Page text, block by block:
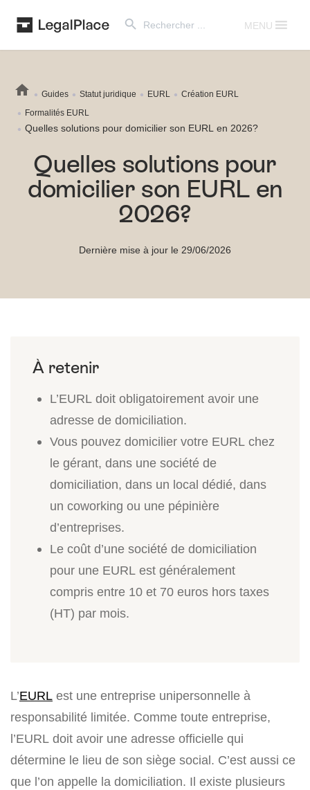
for:
MENU
Guides Statut juridique EURL
Création EURL
Formalités EURL
Quelles solutions pour domicilier son EURL en 2026?
Quelles solutions pour
domicilier son EURL en
2026?
Dernière mise à jour le 29/06/2026
L’EURL doit obligatoirement avoir une
adresse de domiciliation.
Vous pouvez domicilier votre EURL chez
le gérant, dans une société de
domiciliation, dans un local dédié, dans
un coworking ou une pépinière
d’entreprises.
Le coût d’une société de domiciliation
pour une EURL est généralement
compris entre 10 et 70 euros hors taxes
(HT) par mois.
L’EURL est une entreprise unipersonnelle à
responsabilité limitée. Comme toute entreprise,
l’EURL doit avoir une adresse officielle qui
détermine le lieu de son siège social. C’est aussi ce
que l’on appelle la domiciliation. Il existe plusieurs